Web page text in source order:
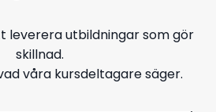
leverera utbildningar som gör
skillnad.
våra kursdeltagare säger.